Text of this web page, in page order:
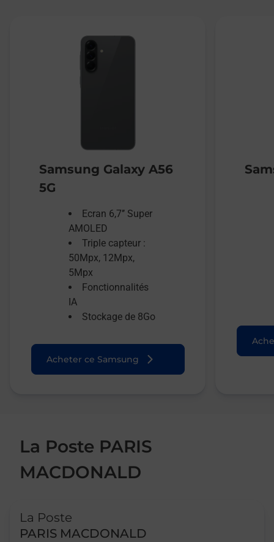
Samsung Galaxy A56
5G
Ecran 6,7’’ Super
AMOLED
Triple capteur :
50Mpx, 12Mpx,
5Mpx
Fonctionnalités
IA
Stockage de 8Go
Acheter ce Samsung
La Poste PARIS
MACDONALD
La Poste
PARIS MACDONALD